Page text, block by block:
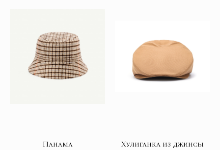
Панама Хулиганка из джинсы